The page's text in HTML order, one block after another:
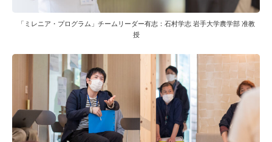
「ミレニア・プログラム」チームリーダー有志：石村学志 岩手大学農学部 准教
授